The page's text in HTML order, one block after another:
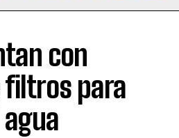
con
filtros para